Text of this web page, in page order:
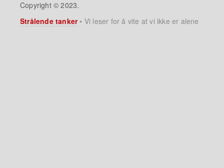
Copyright © 2023.
Strålende tanker• Vi leser for å vite at vi ikke er alene